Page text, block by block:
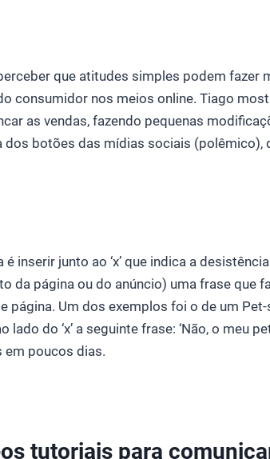
que atitudes simples podem fazer
consumidor nos meios online. Tiago
as vendas, fazendo pequenas
dos botões das mídias sociais (polêmico),
inserir junto ao ‘x’ que indica a
da página ou do anúncio) uma frase que
página. Um dos exemplos foi o de um
do ‘x’ a seguinte frase: ‘Não, o meu
em poucos dias.
tutoriais para